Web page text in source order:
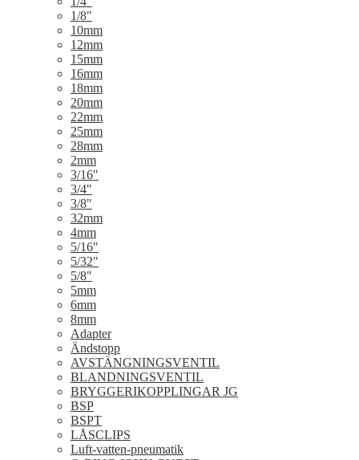
1/8"
10mm
12mm
15mm
16mm
18mm
20mm
22mm
25mm
28mm
2mm
3/16"
3/4"
3/8"
32mm
4mm
5/16"
5/32"
5/8"
5mm
6mm
8mm
Adapter
Ändstopp
AVSTÄNGNINGSVENTIL
BLANDNINGSVENTIL
BRYGGERIKOPPLINGAR JG
BSP
BSPT
LÅSCLIPS
Luft-vatten-pneumatik